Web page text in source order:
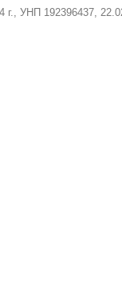
г., УНП 192396437,